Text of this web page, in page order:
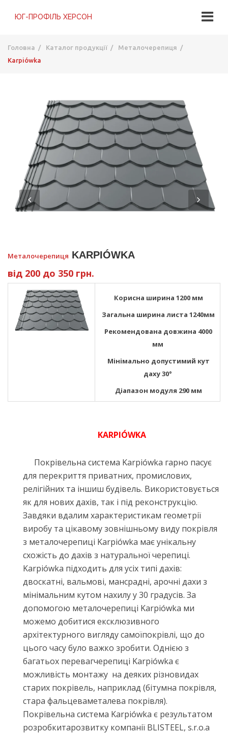
Головна / Каталог продукції / Металочерепиця /
Karpiówka
Металочерепиця KARPIÓWKA
від 200 до 350 грн.
Корисна ширина 1200 мм
Загальна ширина листа 1240мм
Рекомендована довжина 4000
мм
Мінімально допустимий кут
даху30°
Діапазон модуля 290 мм
KARPIÓWKA
Покрівельна система Karpiówka гарно пасує
для перекриття приватних, промислових,
релігійних та іншиш будівель. Використовується
як для нових дахів, так і під реконструкцію.
Завдяки вдалим характеристикам геометрії
виробу та цікавому зовнішньому виду покрівля
з металочерепиці Karpiówka має унікальну
схожість до дахів з натуральної черепиці.
Karpiówka підходить для усіх типі дахів:
двоскатні, вальмові, мансрадні, арочні дахи з
мінімальним кутом нахилу у 30 градусів. За
допомогою металочерепиці Karpiówka ми
можемо добитися ексклюзивного
архітектурного вигляду самоїпокрівлі, що до
цього часу було важко зробити. Однією з
багатьох перевагчерепиці Karpiówka є
можливість монтажу на деяких різновидах
старих покрівель, наприклад (бітумна покрівля,
стара фальцеваметалева покрівля).
Покрівельна система Karpiówka є результатом
розробкитарозвитку компанії BLISTEEL, s.r.o.а